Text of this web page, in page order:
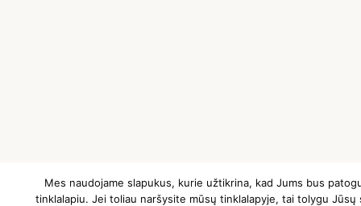
Mes naudojame slapukus, kurie užtikrina, kad Jums bus
tinklalapiu. Jei toliau naršysite mūsų tinklalapyje, tai tolygu Jūsų